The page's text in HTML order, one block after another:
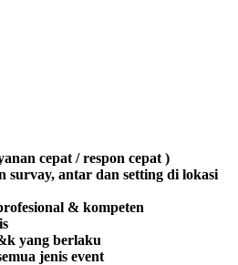
cepat / respon cepat )
survay, antar dan setting di lokasi
& kompeten
yang berlaku
jenis event